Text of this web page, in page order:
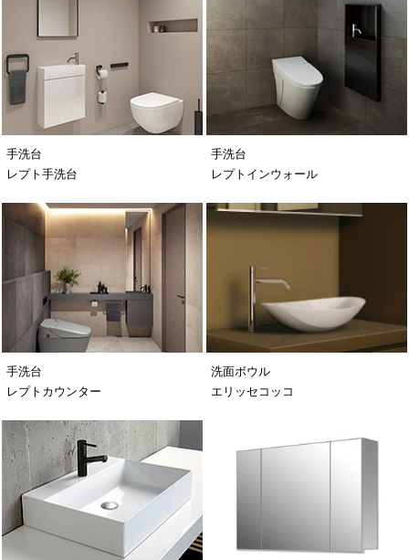
手洗台
レプト手洗台
手洗台
レプトインウォール
手洗台
レプトカウンター
洗面ボウル
エリッセコッコ